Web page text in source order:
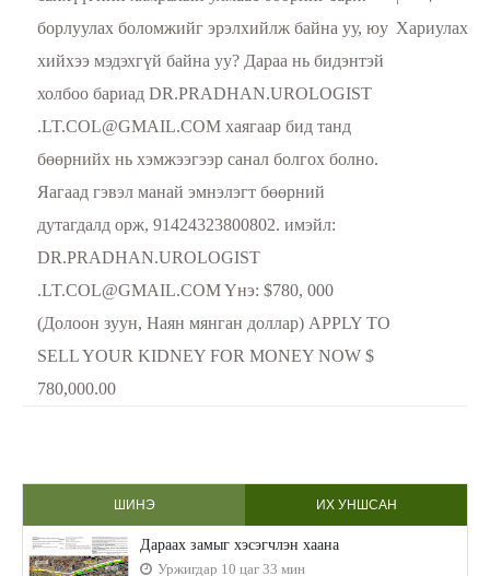
борлуулах боломжийг эрэлхийлж байна уу, юу
хийхээ мэдэхгүй байна уу? Дараа нь бидэнтэй
холбоо бариад DR.PRADHAN.UROLOGIST
.LT.COL@GMAIL.COM хаягаар бид танд
бөөрнийх нь хэмжээгээр санал болгох болно.
Яагаад гэвэл манай эмнэлэгт бөөрний
дутагдалд орж, 91424323800802. имэйл:
DR.PRADHAN.UROLOGIST
.LT.COL@GMAIL.COM Yнэ: $780, 000
(Долоон зуун, Наян мянган доллар) APPLY TO
SELL YOUR KIDNEY FOR MONEY NOW $
780,000.00
Хариулах
ШИНЭ ИХ УНШСАН
Дараах замыг хэсэгчлэн хаана
Уржигдар 10 цаг 33 мин